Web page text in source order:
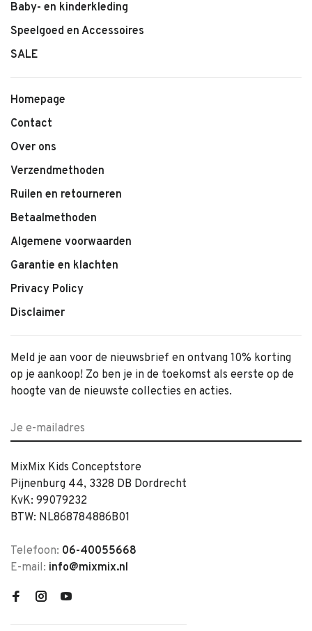
Baby- en kinderkleding
Speelgoed en Accessoires
SALE
Homepage
Contact
Over ons
Verzendmethoden
Ruilen en retourneren
Betaalmethoden
Algemene voorwaarden
Garantie en klachten
Privacy Policy
Disclaimer
Meld je aan voor de nieuwsbrief en ontvang 10% korting
op je aankoop! Zo ben je in de toekomst als eerste op de
hoogte van de nieuwste collecties en acties.
MixMix Kids Conceptstore
Pijnenburg 44, 3328 DB Dordrecht
KvK: 99079232
BTW: NL868784886B01
Telefoon: 06-40055668
E-mail: info@mixmix.nl